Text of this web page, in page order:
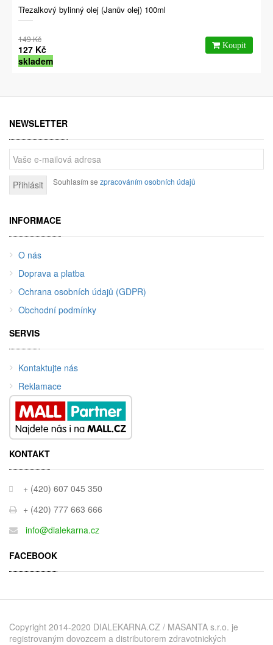
Třezalkový bylinný olej (Janův olej) 100ml
149 Kč
127 Kč
skladem
NEWSLETTER
Přihlásit Souhlasím se zpracováním osobních údajů
INFORMACE
O nás
Doprava a platba
Ochrana osobních údajů (GDPR)
Obchodní podmínky
SERVIS
Kontaktujte nás
Reklamace
KONTAKT
+ (420) 607 045 350
+ (420) 777 663 666
info@dialekarna.cz
FACEBOOK
Copyright 2014-2020 DIALEKARNA.CZ / MASANTA s.r.o. je
registrovaným dovozcem a distributorem zdravotnických